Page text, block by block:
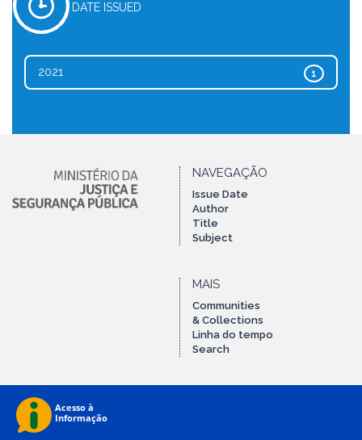
DATE ISSUED
1
2021
NAVEGAÇÃO
Issue Date
Author
Title
Subject
MAIS
Communities
& Collections
Linha do tempo
Search